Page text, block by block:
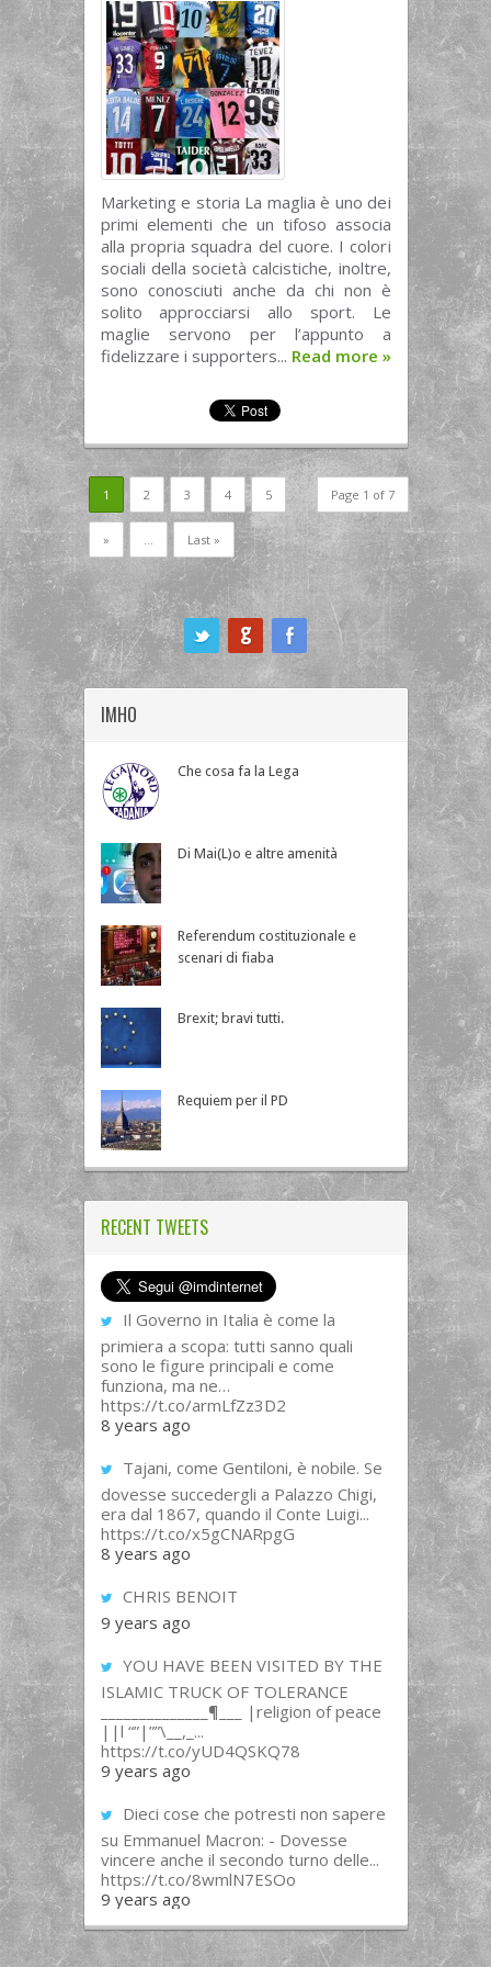
Marketing e storia La maglia è uno dei
primi elementi che un tifoso associa
alla propria squadra del cuore. I colori
sociali della società calcistiche, inoltre,
sono conosciuti anche da chi non è
solito approcciarsi allo sport. Le
maglie servono per l’appunto a
fidelizzare i supporters... Read more »
Page 1 of 7
1 2 3 4 5
» ... Last »
IMHO
Che cosa fa la Lega
Di Mai(L)o e altre amenità
Referendum costituzionale e
scenari di fiaba
Brexit; bravi tutti.
Requiem per il PD
RECENT TWEETS
Il Governo in Italia è come la
primiera a scopa: tutti sanno quali
sono le figure principali e come
funziona, ma ne…
https://t.co/armLfZz3D2
8 years ago
Tajani, come Gentiloni, è nobile. Se
dovesse succedergli a Palazzo Chigi,
era dal 1867, quando il Conte Luigi...
https://t.co/x5gCNARpgG
8 years ago
CHRIS BENOIT
9 years ago
YOU HAVE BEEN VISITED BY THE
ISLAMIC TRUCK OF TOLERANCE
______________¶___ |religion of peace
||l “”|””\__,_...
https://t.co/yUD4QSKQ78
9 years ago
Dieci cose che potresti non sapere
su Emmanuel Macron: - Dovesse
vincere anche il secondo turno delle...
https://t.co/8wmlN7ESOo
9 years ago